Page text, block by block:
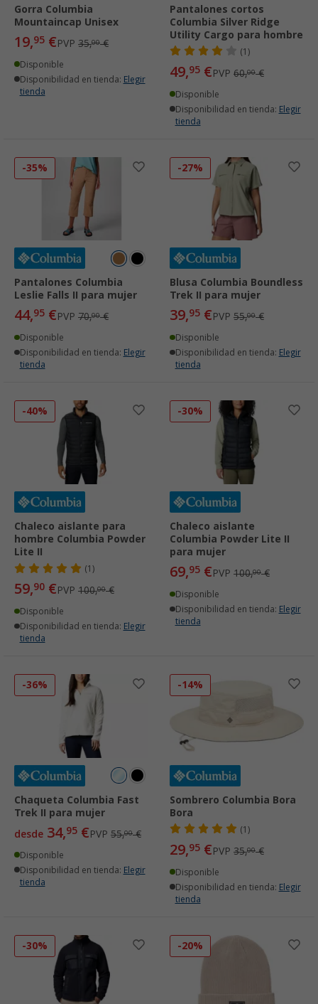
Gorra Columbia
Mountaincap Unisex
19,95 €PVP 35,00€
Disponible
Disponibilidad en tienda: Elegir
tienda
Pantalones cortos
Columbia Silver Ridge
Utility Cargo para hombre
(1)
49,95 €PVP 60,00€
Disponible
Disponibilidad en tienda: Elegir
tienda
-35%
Pantalones Columbia
Leslie Falls II para mujer
44,95 €PVP 70,00€
Disponible
Disponibilidad en tienda: Elegir
tienda
-27%
Blusa Columbia Boundless
Trek II para mujer
39,95 €PVP 55,00€
Disponible
Disponibilidad en tienda: Elegir
tienda
-40%
Chaleco aislante para
hombre Columbia Powder
Lite II
(1)
59,90 €PVP 100,00€
Disponible
Disponibilidad en tienda: Elegir
tienda
-30%
Chaleco aislante
Columbia Powder Lite II
para mujer
69,95 €PVP 100,00€
Disponible
Disponibilidad en tienda: Elegir
tienda
-36%
Chaqueta Columbia Fast
Trek II para mujer
desde 34,95 €PVP 55,00€
Disponible
Disponibilidad en tienda: Elegir
tienda
-14%
Sombrero Columbia Bora
Bora
(1)
29,95 €PVP 35,00€
Disponible
Disponibilidad en tienda: Elegir
tienda
-30% -20%